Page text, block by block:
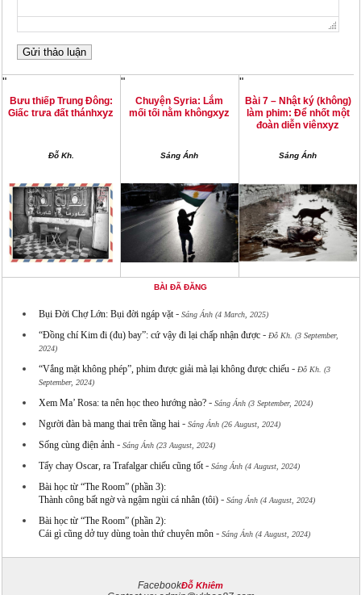
"
Bưu thiếp Trung Đông:
Giấc trưa đất thánhxyz
Đỗ Kh.
"
Chuyện Syria: Lắm
mối tối nằm khôngxyz
Sáng Ánh
"
Bài 7 – Nhật ký (không)
làm phim: Để nhốt một
đoàn diễn viênxyz
Sáng Ánh
BÀI ĐÃ ĐĂNG
Bụi Đời Chợ Lớn: Bụi đời ngáp vặt- Sáng Ánh (4 March, 2025)
“Đồng chí Kim đi (đu) bay”: cứ vậy đi lại chấp nhận được- Đỗ Kh. (3 September,
2024)
“Vắng mặt không phép”, phim được giải mà lại không được chiếu- Đỗ Kh. (3
September, 2024)
Xem Ma’ Rosa: ta nên học theo hướng nào?- Sáng Ánh (3 September, 2024)
Người đàn bà mang thai trên tầng hai- Sáng Ánh (26 August, 2024)
Sống cùng điện ảnh- Sáng Ánh (23 August, 2024)
Tẩy chay Oscar, ra Trafalgar chiếu cũng tốt- Sáng Ánh (4 August, 2024)
Bài học từ “The Room” (phần 3):
Thành công bất ngờ và ngậm ngùi cá nhân (tôi)- Sáng Ánh (4 August, 2024)
Bài học từ “The Room” (phần 2):
Cái gì cũng dở tuy dùng toàn thứ chuyên môn- Sáng Ánh (4 August, 2024)
FacebookĐỗ Khiêm